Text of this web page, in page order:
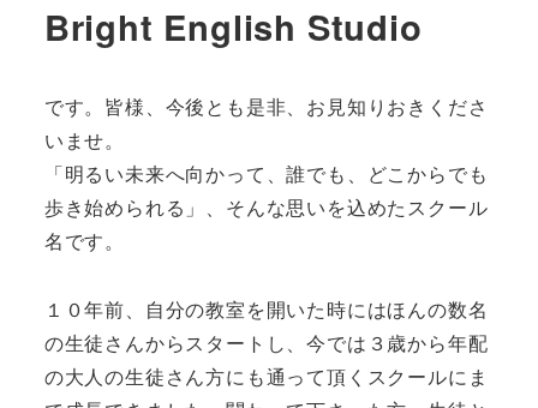
Bright English Studio
です。皆様、今後とも是非、お見知りおきくださ
いませ。
「明るい未来へ向かって、誰でも、どこからでも
歩き始められる」、そんな思いを込めたスクール
名です。
１０年前、自分の教室を開いた時にはほんの数名
の生徒さんからスタートし、今では３歳から年配
の大人の生徒さん方にも通って頂くスクールにま